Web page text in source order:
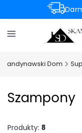
Skandynawski Dom
Szampony
Produkty: 8